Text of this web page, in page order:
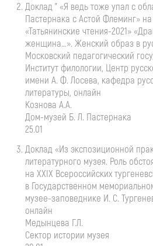
Доклад " «Я ведь тоже упал с
Пастернака с Астой Флеминг»
«Татьянинские чтения-2021»
женщина…». Женский образ в
Московский педагогический
Институт филологии, Центр
имени А. Ф. Лосева, кафедра
литературы, онлайн
Кознова А.А.
Дом-музей Б. Л. Пастернака
25.01
Доклад «Из экспозиционной
литературного музея. Роль
на XXIX Всероссийских
в Государственном
музее-заповеднике И. С.
онлайн
Медынцева Г.Л.
Сектор истории музея